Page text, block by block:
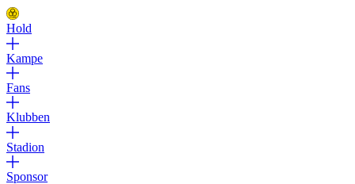
Hold
Kampe
Fans
Klubben
Stadion
Sponsor